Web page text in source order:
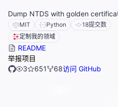
Dump NTDS with golden
MIT Python 18提交数
定制我的领域
README
举报项目
3
651 68访问 GitHub